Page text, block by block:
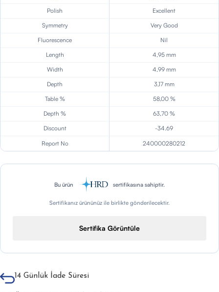
Polish
Excellent
Symmetry
Very Good
Fluorescence
Nil
Length
4,95 mm
Width
4,99 mm
Depth
3,17 mm
Table %
58,00 %
Depth %
63,70 %
Discount
-34.69
Report No 240000280212
Bu ürün sertifikasına sahiptir.
Sertifikanız ürününüz ile birlikte gönderilecektir.
Sertifika Görüntüle
14 Günlük İade Süresi